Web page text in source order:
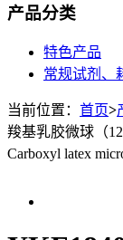
产品分类
特色产品
常规试剂、
当前位置： 首页>
羧基乳胶微球（
Carboxyl latex